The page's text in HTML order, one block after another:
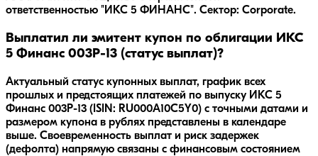
ответственностью "ИКС 5 ФИНАНС". Сектор: Corporate.
Выплатил ли эмитент купон по облигации ИКС
5 Финанс 003P-13 (статус выплат)?
Актуальный статус купонных выплат, график всех
прошлых и предстоящих платежей по выпуску ИКС 5
Финанс 003P-13 (ISIN: RU000A10C5Y0) с точными датами и
размером купона в рублях представлены в календаре
выше. Своевременность выплат и риск задержек
(дефолта) напрямую связаны с финансовым состоянием